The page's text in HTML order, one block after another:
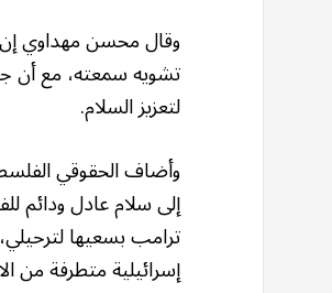
وقال محسن مهداوي إن
تشويه سمعته، مع أن
لتعزيز السلام.
وأضاف الحقوقي
إلى سلام عادل ودائم
ترامب بسعيها
إسرائيلية متطرفة من